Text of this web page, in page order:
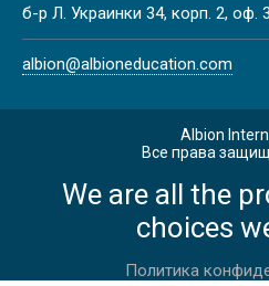
COLORADO
UNIVERSITY OF
MUNICH I
б-р Л. Украинки 34, корп. 2, оф.
albion@albioneducation.com
Albion
Все права
We are all the
choices
Политика